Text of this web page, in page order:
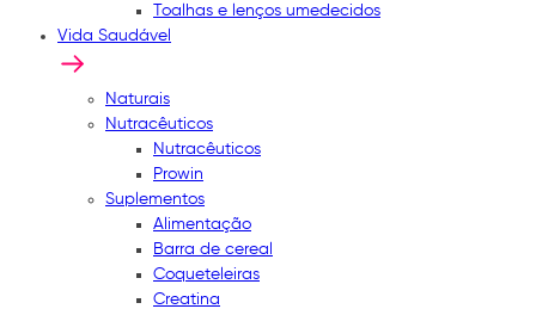
Toalhas e lenços umedecidos
Vida Saudável
Naturais
Nutracêuticos
Nutracêuticos
Prowin
Suplementos
Alimentação
Barra de cereal
Coqueteleiras
Creatina